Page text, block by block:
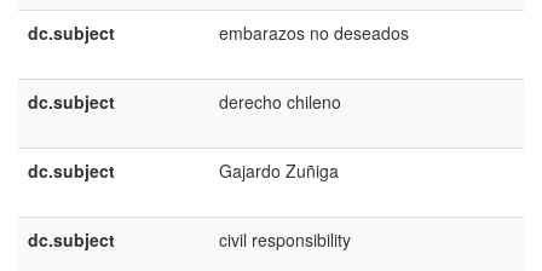
dc.subject embarazos no deseados
dc.subject derecho chileno
dc.subject Gajardo Zuñiga
dc.subject civil responsibility